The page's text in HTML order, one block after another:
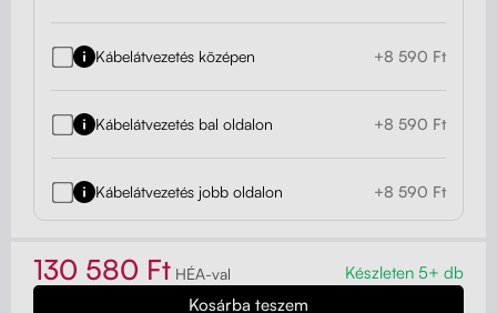
Kábelátvezetés középen +8 590 Ft
Kábelátvezetés bal oldalon +8 590 Ft
Kábelátvezetés jobb oldalon +8 590 Ft
130 580 Ft HÉA-val Készleten 5+ db